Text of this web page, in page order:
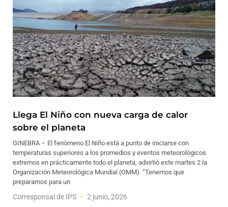
Llega El Niño con nueva carga de calor
sobre el planeta
GINEBRA – El fenómeno El Niño está a punto de iniciarse con
temperaturas superiores a los promedios y eventos meteorológicos
extremos en prácticamente todo el planeta, advirtió este martes 2 la
Organización Meteorológica Mundial (OMM). “Tenemos que
prepararnos para un
Corresponsal de IPS 2 junio, 2026